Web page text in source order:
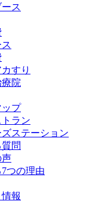
ス
すり
院
ップ
ラン
ステーション
問
声
つの理由
報